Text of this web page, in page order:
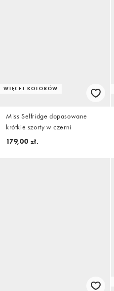
WIĘCEJ KOLORÓW
Miss Selfridge dopasowane
krótkie szorty w czerni
179,00 zł.